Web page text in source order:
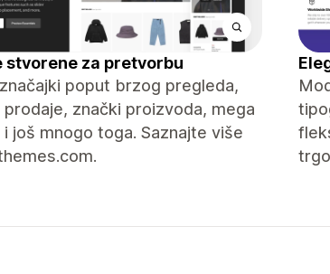
stvorene za pretvorbu
poput brzog pregleda,
prodaje, znački proizvoda, mega
još mnogo toga. Saznajte više